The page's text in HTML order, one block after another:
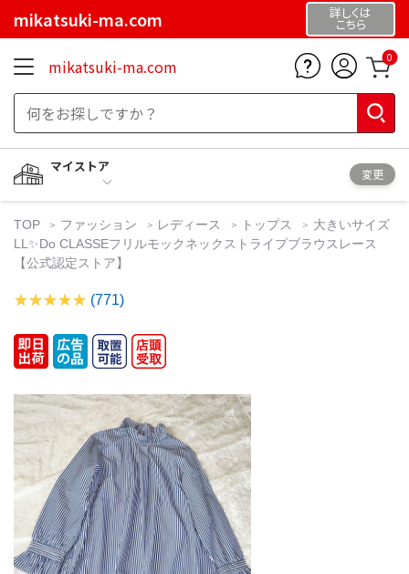
mikatsuki-ma.com 詳しくは
こちら
mikatsuki-ma.com 0
マイストア
変更
TOP ファッション レディース トップス
大きいサイズ
LL✨Do CLASSEフリルモックネックストライプブラウスレース
【公式認定ストア】
(771)